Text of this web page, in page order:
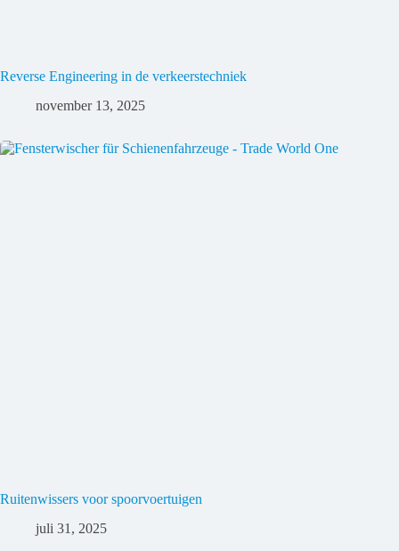
Reverse Engineering in de verkeerstechniek
november 13, 2025
Ruitenwissers voor spoorvoertuigen
juli 31, 2025